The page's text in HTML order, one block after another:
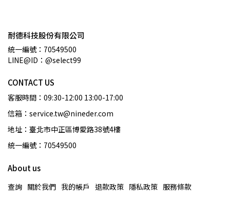
耐德科技股份有限公司
統一編號：70549500
LINE@ID：@select99
CONTACT US
客服時間：09:30-12:00 13:00-17:00
信箱：service.tw@nineder.com
地址：臺北市中正區博愛路38號4樓
統一編號：70549500
About us
查詢 關於我們 我的帳戶 退款政策 隱私政策 服務條款